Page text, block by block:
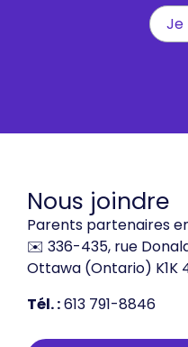
Nous joindre
Parents partenaires
✉️ 336-435, rue
Ottawa (Ontario) K1K
Tél. :613 791-8846